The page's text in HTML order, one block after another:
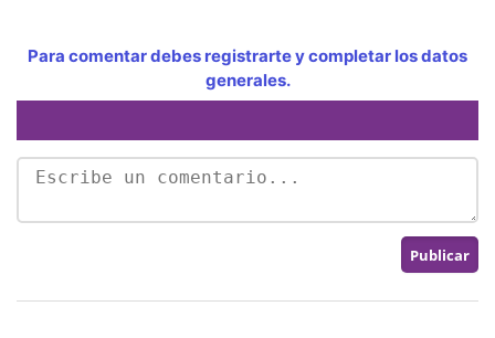
Para comentar debes registrarte y completar los datos
generales.